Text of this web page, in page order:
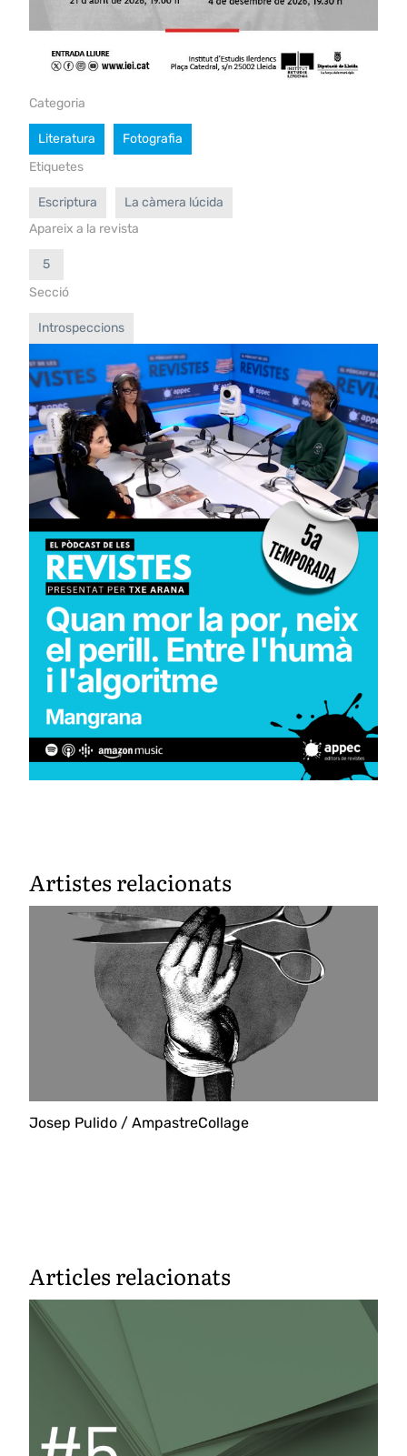
Categoria
Literatura
Fotografia
Etiquetes
Escriptura
La càmera lúcida
Apareix a la revista
5
Secció
Introspeccions
Artistes relacionats
Josep Pulido / AmpastreCollage
Articles relacionats